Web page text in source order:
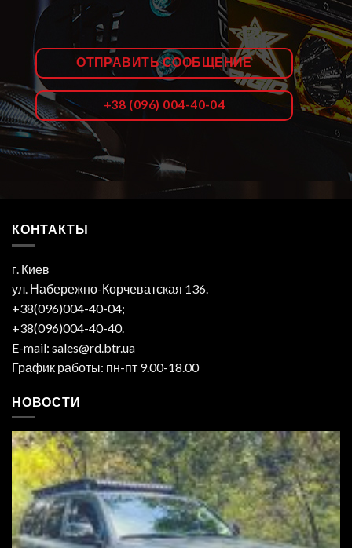
ОТПРАВИТЬ СООБЩЕНИЕ
+38 (096) 004-40-04
КОНТАКТЫ
г. Киев
ул. Набережно-Корчеватская 136.
+38(096)004-40-04;
+38(096)004-40-40.
E-mail: sales@rd.btr.ua
График работы: пн-пт 9.00-18.00
НОВОСТИ